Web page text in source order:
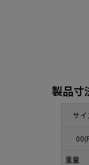
製品寸
サイ
重量